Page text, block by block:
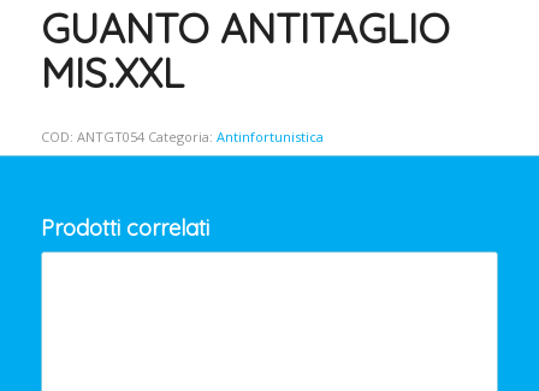
GUANTO ANTITAGLIO
MIS.XXL
COD: ANTGT054 Categoria: Antinfortunistica
Prodotti correlati